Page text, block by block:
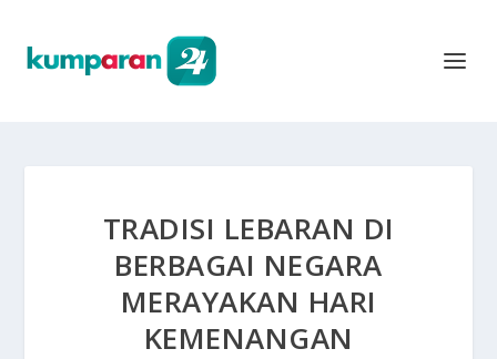
TRADISI LEBARAN DI
BERBAGAI NEGARA
MERAYAKAN HARI
KEMENANGAN